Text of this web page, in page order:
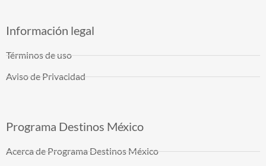
Información legal
Términos de uso
Aviso de Privacidad
Programa Destinos México
Acerca de Programa Destinos México